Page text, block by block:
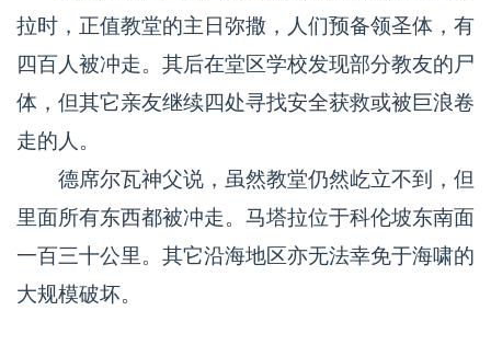
拉时，正值教堂的主日弥撒，人们预备领圣体，有
四百人被冲走。其后在堂区学校发现部分教友的尸
体，但其它亲友继续四处寻找安全获救或被巨浪卷
走的人。
德席尔瓦神父说，虽然教堂仍然屹立不到，但
里面所有东西都被冲走。马塔拉位于科伦坡东南面
一百三十公里。其它沿海地区亦无法幸免于海啸的
大规模破坏。